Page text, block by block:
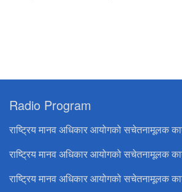
Radio Program
राष्ट्रिय मानव अधिकार आयोगको सचेतनामूलक
राष्ट्रिय मानव अधिकार आयोगको सचेतनामूलक
राष्ट्रिय मानव अधिकार आयोगको सचेतनामूलक